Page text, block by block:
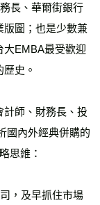
長、華爾街銀行
版圖；也是少數兼
大EMBA最受歡迎
史。
計師、財務長、投
國內外經典併購的
思維：
，及早抓住市場